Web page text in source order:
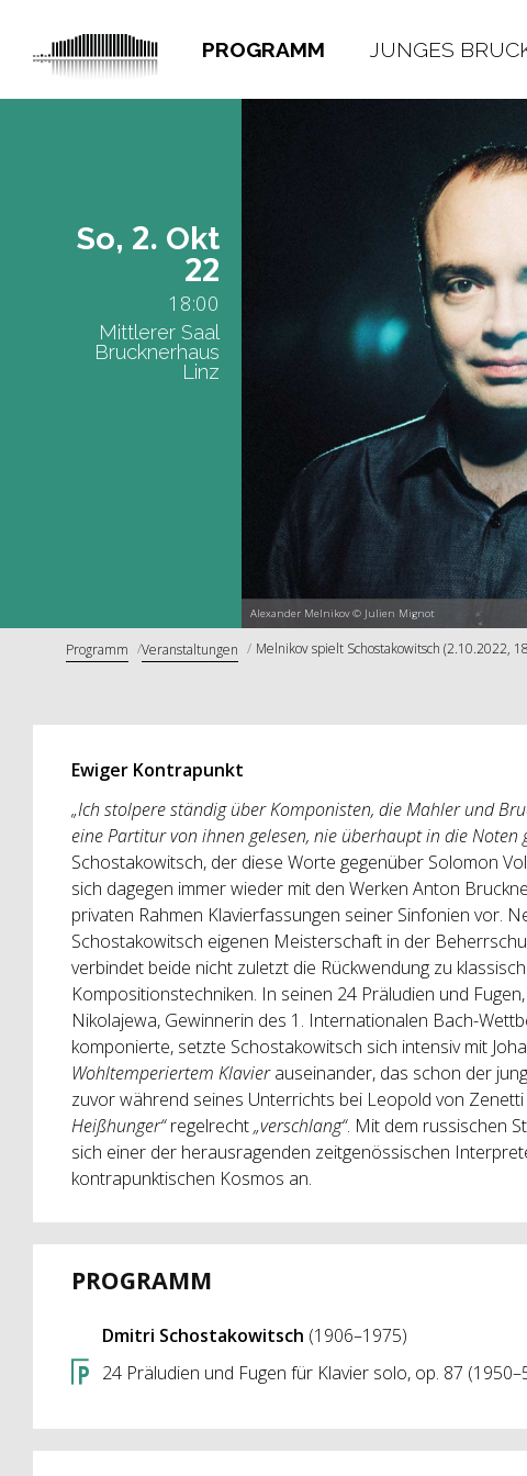
PROGRAMM JUNGES
Alexander Melnikov © Julien Mignot
So, 2. Okt
22
18:00
Mittlerer Saal
Brucknerhaus
Linz
Programm Veranstaltungen Melnikov spielt Schostakowitsch (2.10.2022,
Ewiger Kontrapunkt
„Ich stolpere ständig über Komponisten, die Mahler und
eine Partitur von ihnen gelesen, nie überhaupt in die Noten
Schostakowitsch, der diese Worte gegenüber Solomon
sich dagegen immer wieder mit den Werken Anton
privaten Rahmen Klavierfassungen seiner Sinfonien vor.
Schostakowitsch eigenen Meisterschaft in der
verbindet beide nicht zuletzt die Rückwendung zu
Kompositionstechniken. In seinen 24 Präludien und
Nikolajewa, Gewinnerin des 1. Internationalen Bach-
komponierte, setzte Schostakowitsch sich intensiv mit
Wohltemperiertem Klavierauseinander, das schon der
zuvor während seines Unterrichts bei Leopold von
Heißhunger“regelrecht„verschlang“. Mit dem russischen
sich einer der herausragenden zeitgenössischen
kontrapunktischen Kosmos an.
PROGRAMM
Dmitri Schostakowitsch (1906–1975)
24 Präludien und Fugen für Klavier solo, op. 87